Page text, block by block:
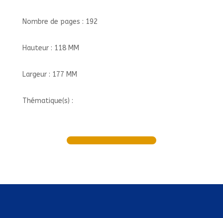
Nombre de pages : 192
Hauteur : 118 MM
Largeur : 177 MM
Thématique(s) :